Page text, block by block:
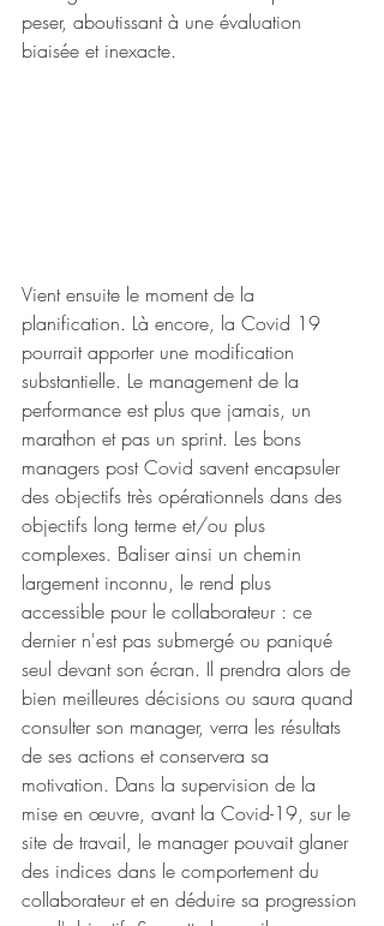
peser, aboutissant à une évaluation
biaisée et inexacte.
Vient ensuite le moment de la
planification. Là encore, la Covid 19
pourrait apporter une modification
substantielle. Le management de la
performance est plus que jamais, un
marathon et pas un sprint. Les bons
managers post Covid savent encapsuler
des objectifs très opérationnels dans des
objectifs long terme et/ou plus
complexes. Baliser ainsi un chemin
largement inconnu, le rend plus
accessible pour le collaborateur : ce
dernier n'est pas submergé ou paniqué
seul devant son écran. Il prendra alors de
bien meilleures décisions ou saura quand
consulter son manager, verra les résultats
de ses actions et conservera sa
motivation. Dans la supervision de la
mise en œuvre, avant la Covid-19, sur le
site de travail, le manager pouvait glaner
des indices dans le comportement du
collaborateur et en déduire sa progression